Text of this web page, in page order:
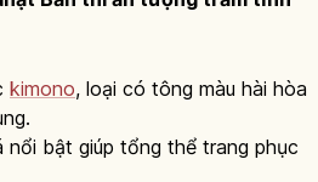
kimono, loại có tông màu hài hòa
nổi bật giúp tổng thể trang phục